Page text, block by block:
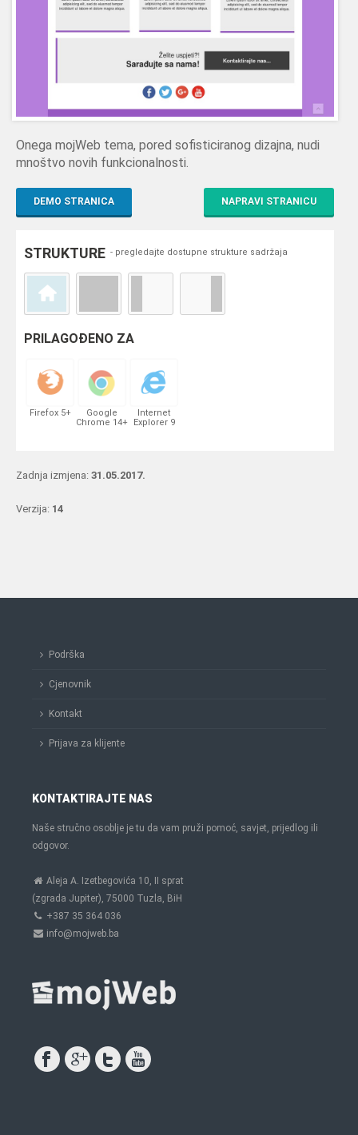
Onega mojWeb tema, pored sofisticiranog dizajna, nudi
mnoštvo novih funkcionalnosti.
DEMO STRANICA NAPRAVI STRANICU
STRUKTURE - pregledajte dostupne strukture sadržaja
PRILAGOĐENO ZA
Firefox 5+
Google
Chrome 14+
Internet
Explorer 9
Zadnja izmjena: 31.05.2017.
Verzija: 14
Podrška
Cjenovnik
Kontakt
Prijava za klijente
KONTAKTIRAJTE NAS
Naše stručno osoblje je tu da vam pruži pomoć, savjet, prijedlog ili
odgovor.
Aleja A. Izetbegovića 10, II sprat
(zgrada Jupiter), 75000 Tuzla, BiH
+387 35 364 036
info@mojweb.ba